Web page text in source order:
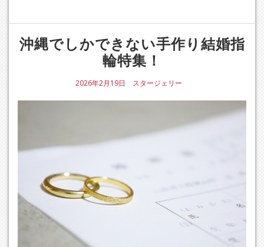
沖縄でしかできない手作り結婚指
輪特集！
2026年2月19日 スタージェリー